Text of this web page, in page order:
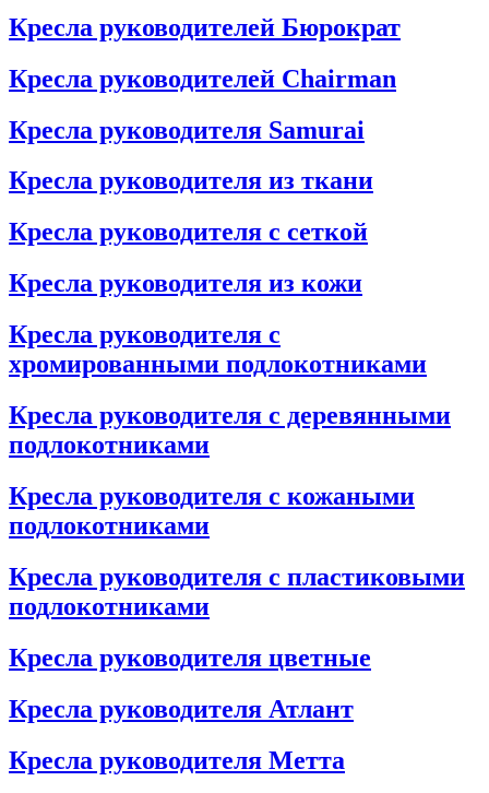
Кресла руководителей Бюрократ
Кресла руководителей Chairman
Кресла руководителя Samurai
Кресла руководителя из ткани
Кресла руководителя с сеткой
Кресла руководителя из кожи
Кресла руководителя с
хромированными подлокотниками
Кресла руководителя с деревянными
подлокотниками
Кресла руководителя с кожаными
подлокотниками
Кресла руководителя с пластиковыми
подлокотниками
Кресла руководителя цветные
Кресла руководителя Атлант
Кресла рyководителя Метта